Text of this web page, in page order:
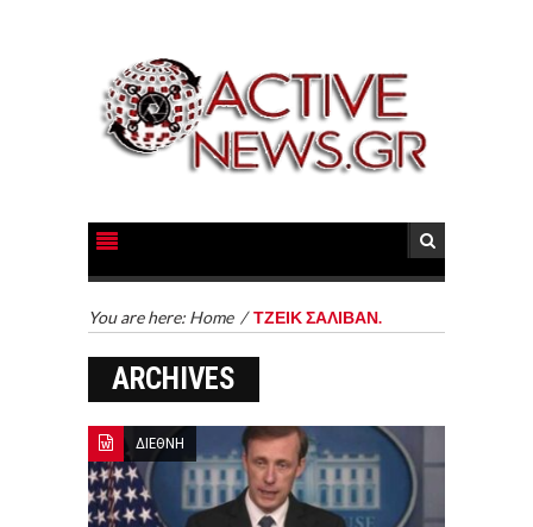
You are here: Home /ΤΖΕΙΚ ΣΑΛΙΒΑΝ.
ARCHIVES
ΔΙΕΘΝΗ